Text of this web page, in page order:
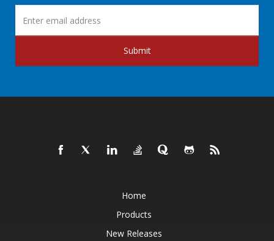
Submit
Home
Products
New Releases